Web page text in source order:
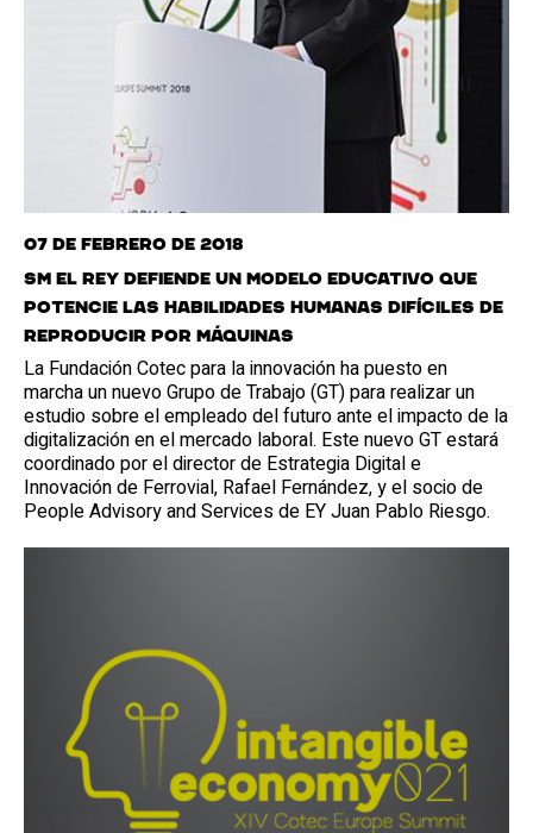
07 de febrero de 2018
SM el Rey defiende un modelo educativo que
potencie las habilidades humanas difíciles de
reproducir por máquinas
La Fundación Cotec para la innovación ha puesto en
marcha un nuevo Grupo de Trabajo (GT) para realizar un
estudio sobre el empleado del futuro ante el impacto de la
digitalización en el mercado laboral. Este nuevo GT estará
coordinado por el director de Estrategia Digital e
Innovación de Ferrovial, Rafael Fernández, y el socio de
People Advisory and Services de EY Juan Pablo Riesgo.